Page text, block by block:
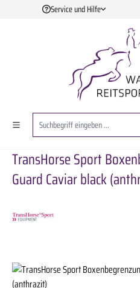
Zum Hauptinhalt springen
Service und Hilfe
TransHorse Sport
Guard Caviar black
Bildergalerie überspringen